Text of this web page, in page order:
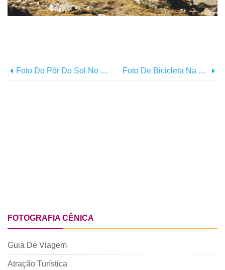
Foto Do Pôr Do Sol No Arizona Canyons Foto De Bicicleta Na Ponte
FOTOGRAFIA CÊNICA
Guia De Viagem
Atração Turística